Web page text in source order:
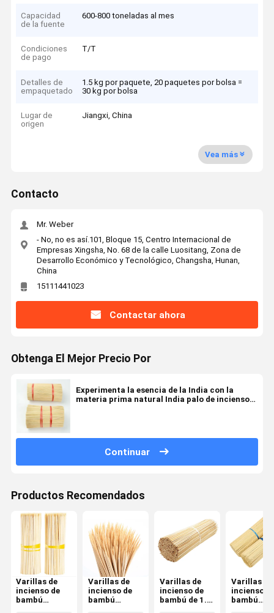
Capacidad
de la fuente
600-800 toneladas al mes
Condiciones
de pago
T/T
Detalles de
empaquetado
1.5 kg por paquete, 20 paquetes por bolsa =
30 kg por bolsa
Lugar de
origen
Jiangxi, China
Vea más
Contacto
Mr. Weber
- No, no es así.101, Bloque 15, Centro Internacional de
Empresas Xingsha, No. 68 de la calle Luositang, Zona de
Desarrollo Económico y Tecnológico, Changsha, Hunan,
China
15111441023
Contactar ahora
Obtenga El Mejor Precio Por
Experimenta la esencia de la India con la
materia prima natural India palo de incienso
Continuar
Productos Recomendados
Varillas de
incienso de
bambú
Varillas de
incienso de
bambú
Varillas de
incienso de
bambú de 1.3
Varillas de
incienso
bambú